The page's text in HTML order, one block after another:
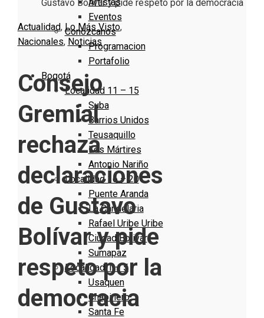
Eventos
Conózcanos
Programacion
Portafolio
Bogotá
Localidad 11 – 15
Suba
Barrios Unidos
Teusaquillo
Los Mártires
Antonio Nariño
Localidad 16 – 20
Puente Aranda
La Candelaria
Rafael Uribe Uribe
Ciudad Bolivar
Sumapaz
Localidad 1 – 5
Usaquen
Chapinero
Santa Fe
Gustavo Bolívar y pide respeto por la democracia
Actualidad, Lo Más Visto,
Nacionales, Noticias
Consejo
Gremial
rechaza
declaraciones
de Gustavo
Bolívar y pide
respeto por la
democracia